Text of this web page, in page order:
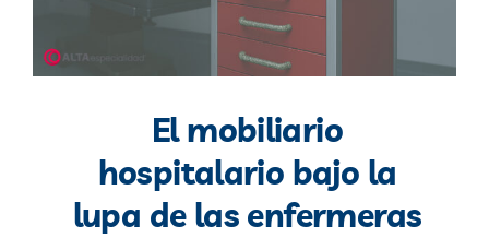
El mobiliario
hospitalario bajo la
lupa de las enfermeras